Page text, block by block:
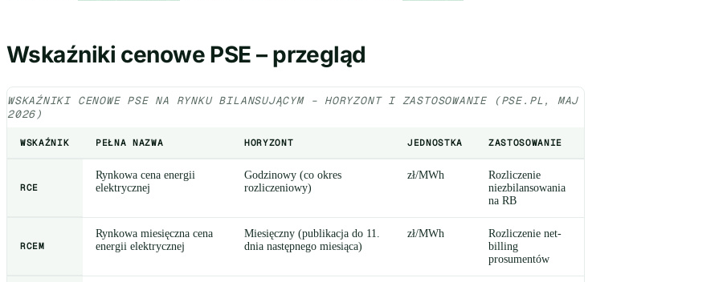
Wskaźniki cenowe PSE – przegląd
WSKAŹNIKI CENOWE PSE NA RYNKU BILANSUJĄCYM – HORYZONT I ZASTOSOWANIE (PSE.PL, MAJ
2026)
WSKAŹNIK PEŁNA NAZWA HORYZONT JEDNOSTKA ZASTOSOWANIE
RCE
Rynkowa cena energii
elektrycznej
Godzinowy (co okres
rozliczeniowy)
zł/MWh
Rozliczenie
niezbilansowania
na RB
RCEM
Rynkowa miesięczna cena
energii elektrycznej
Miesięczny (publikacja do 11.
dnia następnego miesiąca)
zł/MWh
Rozliczenie net-
billing
prosumentów